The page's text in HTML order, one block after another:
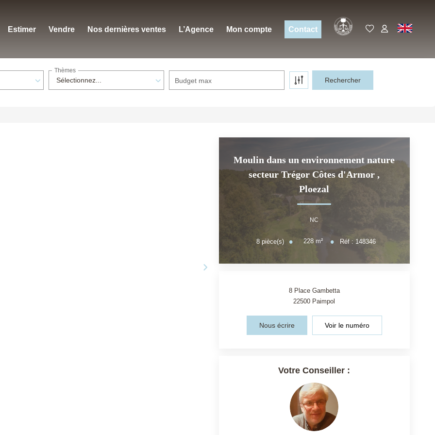
Estimer Vendre Nos dernières ventes L’Agence Mon compte Contact EN
Sélectionnez...
Thèmes
Budget max
Moulin dans un environnement nature
secteur Trégor Côtes d'Armor,
Ploezal
NC
8pièce(s) 228 m² Réf : 148346
8 Place Gambetta
22500 Paimpol
Nous écrire Voir le numéro
Votre Conseiller :